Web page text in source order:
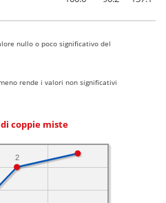
nullo o poco significativo del
rende i valori non significativi
coppie miste
2